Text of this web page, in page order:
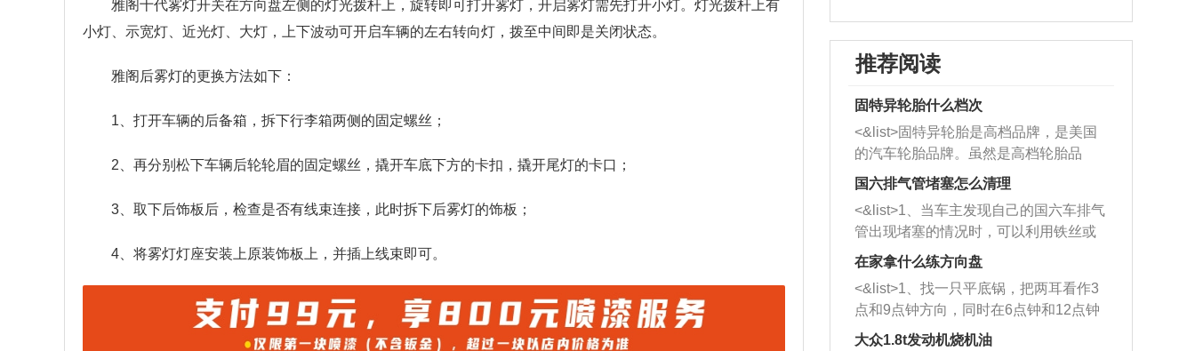
雅阁十代雾灯开关在方向盘左侧的灯光拨杆上，旋转即可打开雾灯，开启雾灯需先打开小灯。灯光拨杆上有
小灯、示宽灯、近光灯、大灯，上下波动可开启车辆的左右转向灯，拨至中间即是关闭状态。
雅阁后雾灯的更换方法如下：
1、打开车辆的后备箱，拆下行李箱两侧的固定螺丝；
2、再分别松下车辆后轮轮眉的固定螺丝，撬开车底下方的卡扣，撬开尾灯的卡口；
3、取下后饰板后，检查是否有线束连接，此时拆下后雾灯的饰板；
4、将雾灯灯座安装上原装饰板上，并插上线束即可。
推荐阅读
固特异轮胎什么档次
<&list>固特异轮胎是高档品牌，是美国
的汽车轮胎品牌。虽然是高档轮胎品
牌，但是中高低端的轮胎都有生产，这
也是为了更好的开拓市场。
国六排气管堵塞怎么清理
<&list>1、当车主发现自己的国六车排气
管出现堵塞的情况时，可以利用铁丝或
者是细棍，直接将杂物给取出来，如果
堵塞情况比较严重，也可以采取应急措
施。 <&list>2、直接利用木棍将所有的
杂物推到排气管里面的位置处，然后将
三元催化器拆解开，就可以将堵塞的东
在家拿什么练方向盘
<&list>1、找一只平底锅，把两耳看作3
点和9点钟方向，同时在6点钟和12点钟
方向做一个标记。 <&list>2、双手握住
大众1.8t发动机烧机油